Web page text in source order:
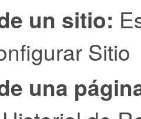
un sitio:
Sitio
una